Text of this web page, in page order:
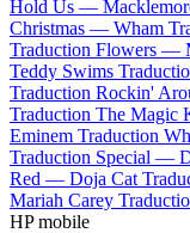
Hold Us —
Christmas — Wham
Traduction Flowers —
Teddy Swims
Traduction Rockin'
Traduction The
Eminem Traduction
Traduction Special —
Red — Doja Cat
Mariah Carey
HP mobile